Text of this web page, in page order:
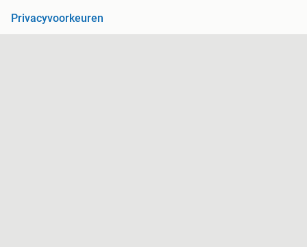
Privacyvoorkeuren